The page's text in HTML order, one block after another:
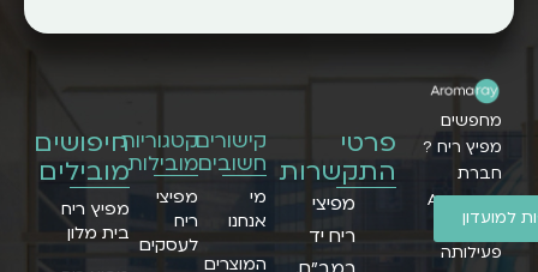
מחפשים
מפיץ ריח ?
חברת
Aromaray
החלה את
פעילותה
פרטי
התקשרות
מפיצי
ריח יד
קישורים
חשובים
מי
אנחנו
המוצרים
קטגוריות
מובילות
מפיצי
ריח
לעסקים
חיפושים
מובילים
מפיץ ריח
בית מלון
למועדון